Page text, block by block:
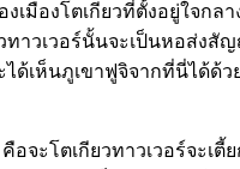
มืองโตเกียวที่ตั้งอยู่ใจกลา
าวเวอร์นั้นจะเป็นหอส่
ด้เห็นภูเขาฟูจิจากที่นี่ได้ด้
จะโตเกียวทาวเวอร์จะเ